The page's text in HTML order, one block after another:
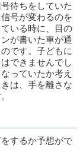
待ちをしていた
号が変わるのを
いる時に、目の
が書いた車が通
です。子どもに
できませんでし
っていたか考え
は、手を離さな
するか予想がで